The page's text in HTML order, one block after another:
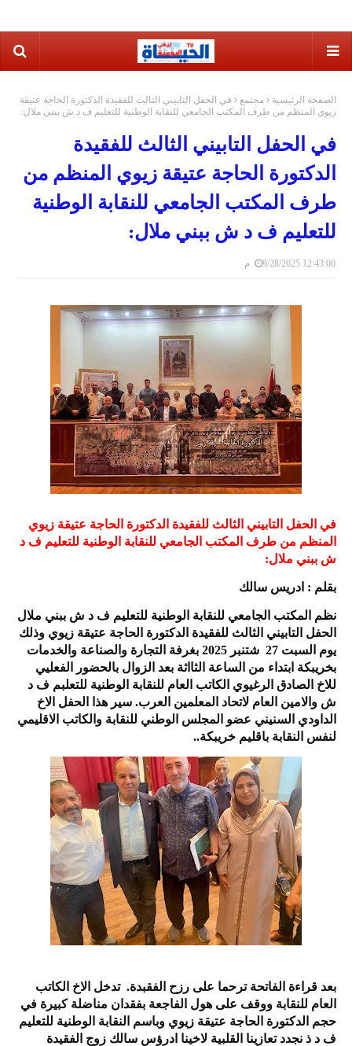
الصفحة الرئيسية مجتمع
في الحفل التابيني الثالث للفقيدة الدكتورة الحاجة عتيقة
زيوي المنظم من طرف المكتب الجامعي للنقابة الوطنية للتعليم ف د ش ببني ملال:
في الحفل التابيني الثالث للفقيدة
الدكتورة الحاجة عتيقة زيوي المنظم من
طرف المكتب الجامعي للنقابة الوطنية
للتعليم ف د ش ببني ملال:
9/28/2025 12:43:00 م
في الحفل التابيني الثالث للفقيدة الدكتورة الحاجة عتيقة زيوي
المنظم من طرف المكتب الجامعي للنقابة الوطنية للتعليم ف د
ش ببني ملال:
بقلم : ادريس سالك
نظم المكتب الجامعي للنقابة الوطنية للتعليم ف د ش ببني ملال
الحفل التابيني الثالث للفقيدة الدكتورة الحاجة عتيقة زيوي وذلك
يوم السبت 27 شتنبر 2025 بغرفة التجارة والصناعة والخدمات
بخريبكة ابتداء من الساعة الثااثة بعد الزوال بالحضور الفعليي
للاخ الصادق الرغيوي الكاتب العام للنقابة الوطنية للتعلبم ف د
ش والامين العام لاتحاد المعلمين العرب. سير هذا الحفل الاخ
الداودي السنيني عضو المجلس الوطني للنقابة والكاتب الاقليمي
لنفس النقابة باقليم خريبكة..
بعد قراءة الفاتحة ترحما على رزح الفقبدة. تدخل الاخ الكاتب
العام للنقابة ووقف على هول الفاجعة بفقدان مناضلة كبيرة في
حجم الدكتورة الحاجة عتيقة زيوي وباسم النقابة الوطنية للتعليم
ف د ذ نجدد تعازينا القلبية لاخينا ادرؤس سالك زوج الفقيدة